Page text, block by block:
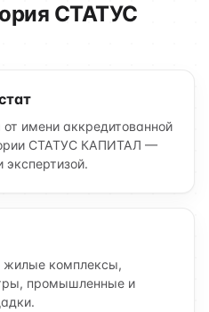
СТАТУС
имени аккредитованной
СТАТУС КАПИТАЛ —
жилые комплексы,
промышленные и